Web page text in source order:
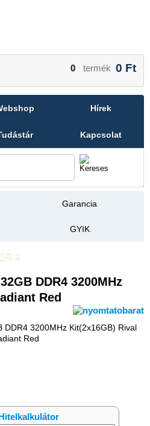
0 termék 0 Ft
Hírek
Kapcsolat
Garancia
GYIK
4
DDR4 3200MHz
Red
Hitelkalkulátor